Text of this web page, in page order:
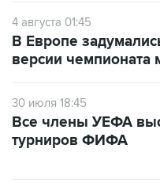
4 августа 01:45
В Европе
версии чемпионата
30 июля 18:45
Все члены УЕФА
турниров ФИФА